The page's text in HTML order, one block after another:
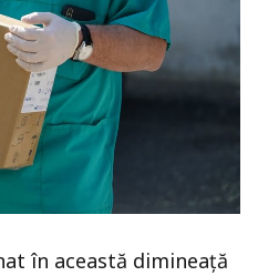
în această dimineață